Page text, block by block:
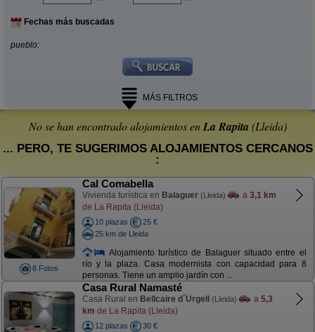
Fechas más buscadas
pueblo:
MÁS FILTROS
No se han encontrado alojamientos enLa Rapita (Lleida)
... PERO, TE SUGERIMOS ALOJAMIENTOS CERCANOS
:
8 Fotos
Cal Comabella
Vivienda turística en Balaguer (Lleida) a 3,1 km
de La Rapita (Lleida)
10 plazas
25 €
25 km de Lleida
Alojamiento turístico de Balaguer situado entre el
río y la plaza. Casa modernista con capacidad para 8
personas. Tiene un amplio jardín con ...
Casa Rural Namasté
Casa Rural en Bellcaire d´Urgell (Lleida) a 5,3
km de La Rapita (Lleida)
12 plazas
30 €